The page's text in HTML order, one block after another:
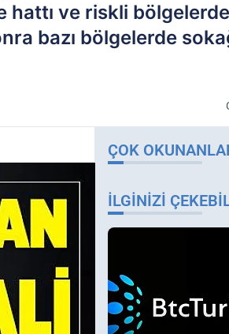
ve riskli
bazı bölgelerde
ÇOK
İLGINIZI